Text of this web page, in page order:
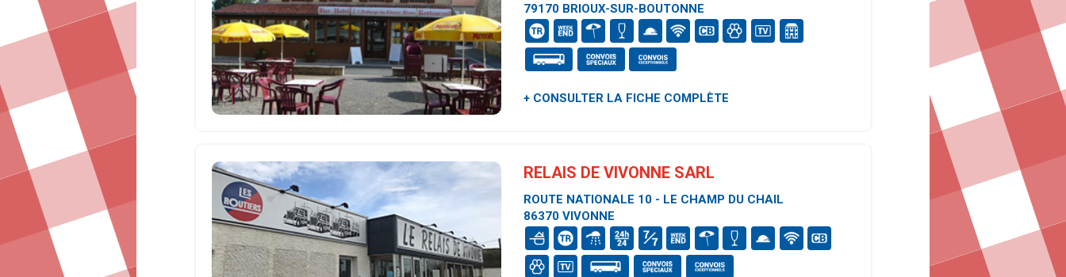
79170 BRIOUX-SUR-BOUTONNE
+ CONSULTER LA FICHE COMPLÈTE
RELAIS DE VIVONNE SARL
ROUTE NATIONALE 10 - LE CHAMP DU CHAIL
86370 VIVONNE